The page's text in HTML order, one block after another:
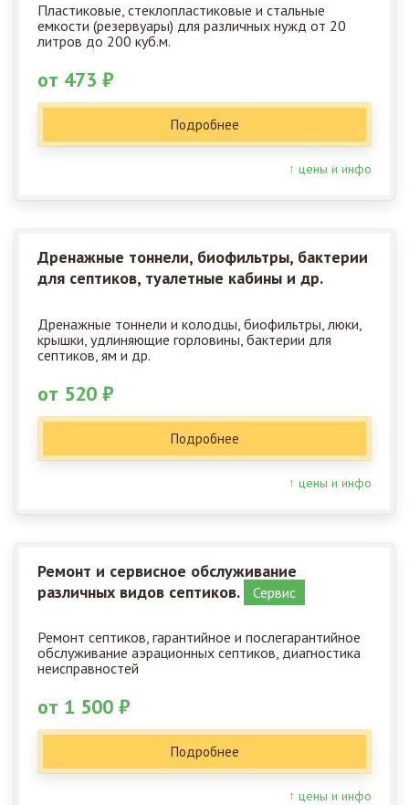
Пластиковые, стеклопластиковые и стальные
емкости (резервуары) для различных нужд от 20
литров до 200 куб.м.
от 473 ₽
Подробнее
↑ цены и инфо
Дренажные тоннели, биофильтры, бактерии
для септиков, туалетные кабины и др.
Дренажные тоннели и колодцы, биофильтры, люки,
крышки, удлиняющие горловины, бактерии для
септиков, ям и др.
от 520 ₽
Подробнее
↑ цены и инфо
Ремонт и сервисное обслуживание
различных видов септиков.
Сервис
Ремонт септиков, гарантийное и послегарантийное
обслуживание аэрационных септиков, диагностика
неисправностей
от 1 500 ₽
Подробнее
↑ цены и инфо